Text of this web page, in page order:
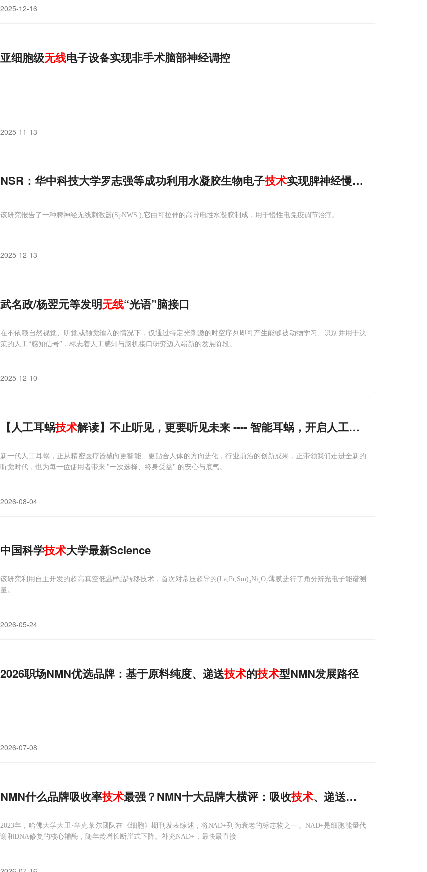
2025-12-16
亚细胞级无线电子设备实现非手术脑部神经调控
2025-11-13
NSR：华中科技大学罗志强等成功利用水凝胶生物电子技术实现脾神经慢性电刺激，用
该研究报告了一种脾神经无线刺激器(SpNWS ),它由可拉伸的高导电性水凝胶制成，用于慢性电免疫调节治疗。
2025-12-13
武名政/杨翌元等发明无线“光语”脑接口
在不依赖自然视觉、听觉或触觉输入的情况下，仅通过特定光刺激的时空序列即可产生能够被动物学习、识别并用于决
策的人工“感知信号”，标志着人工感知与脑机接口研究迈入崭新的发展阶段。
2025-12-10
【人工耳蜗技术解读】不止听见，更要听见未来 ---- 智能耳蜗，开启人工耳蜗
新一代人工耳蜗，正从精密医疗器械向更智能、更贴合人体的方向进化，行业前沿的创新成果，正带领我们走进全新的
听觉时代，也为每一位使用者带来 "一次选择、终身受益" 的安心与底气。
2026-08-04
中国科学技术大学最新Science
该研究利用自主开发的超高真空低温样品转移技术，首次对常压超导的(La,Pr,Sm)₃Ni₂O₇薄膜进行了角分辨光电子能谱测
量。
2026-05-24
2026职场NMN优选品牌：基于原料纯度、递送技术的技术型NMN发展路径
2026-07-08
NMN什么品牌吸收率技术最强？NMN十大品牌大横评：吸收技术、递送系统、复配逻辑
2023年，哈佛大学大卫·辛克莱尔团队在《细胞》期刊发表综述，将NAD+列为衰老的标志物之一。NAD+是细胞能量代
谢和DNA修复的核心辅酶，随年龄增长断崖式下降。补充NAD+，最快最直接